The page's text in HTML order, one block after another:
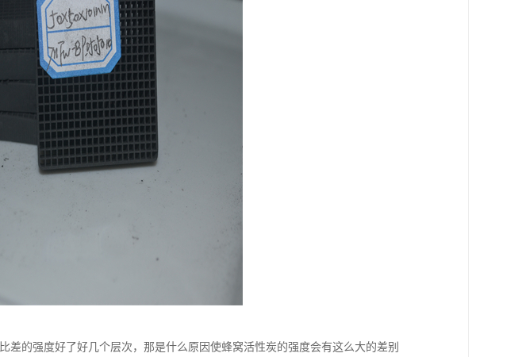
差的强度好了好几个层次，那是什么原因使蜂窝活性炭的强度会有这么大的差别